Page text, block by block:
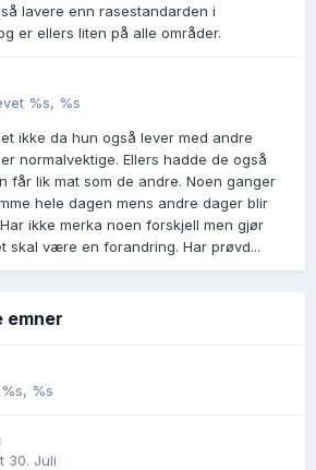
lavere enn rasestandarden i
er ellers liten på alle områder.
%s, %s
ikke da hun også lever med andre
normalvektige. Ellers hadde de også
får lik mat som de andre. Noen ganger
hele dagen mens andre dager blir
ikke merka noen forskjell men gjør
skal være en forandring. Har prøvd...
emner
%s, %s
30. Juli